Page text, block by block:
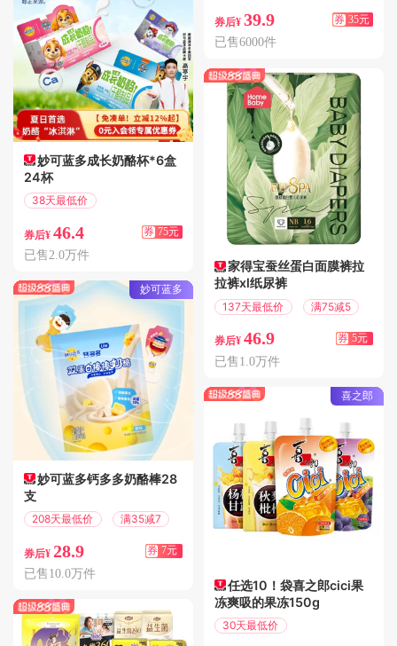
妙可蓝多成长奶酪杯*6盒
24杯
38天最低价
券后¥ 46.4 券 75元
已售2.0万件
妙可蓝多
妙可蓝多钙多多奶酪棒28
支
208天最低价 满35减7
券后¥ 28.9 券 7元
已售10.0万件
券后¥ 39.9 券 35元
已售6000件
家得宝蚕丝蛋白面膜裤拉
拉裤xl纸尿裤
137天最低价 满75减5
券后¥ 46.9 券 5元
已售1.0万件
喜之郎
任选10！袋喜之郎cici果
冻爽吸的果冻150g
30天最低价